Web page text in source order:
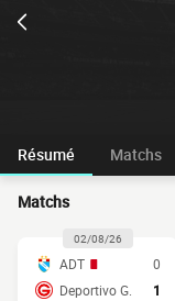
Résumé Matchs
Matchs
02/08/26
ADT
0
Deportivo G.
1